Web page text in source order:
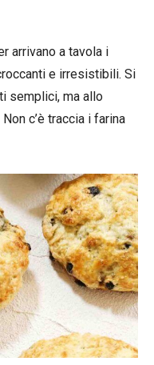
arrivano a tavola i
e irresistibili. Si
semplici, ma allo
c’è traccia i farina